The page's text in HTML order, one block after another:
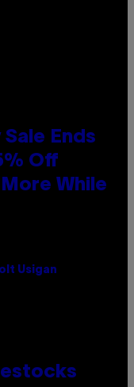
Ends
Off
While
Usigan